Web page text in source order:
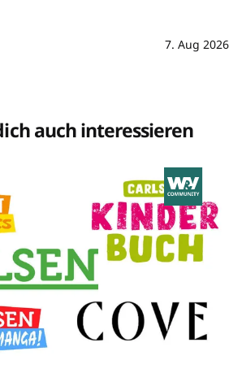
7. Aug 2026
auch interessieren